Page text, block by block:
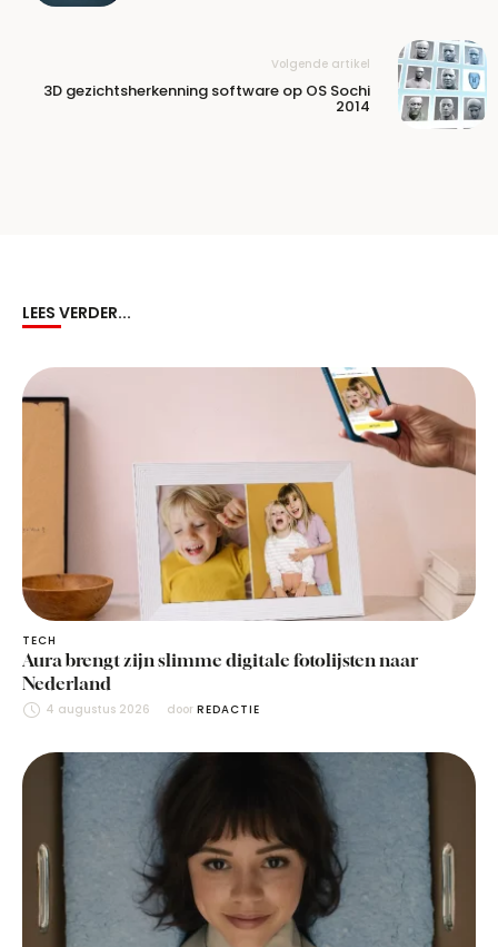
Volgende artikel
3D gezichtsherkenning software op OS Sochi
2014
LEES VERDER...
TECH
Aura brengt zijn slimme digitale fotolijsten naar
Nederland
4 augustus 2026 door REDACTIE